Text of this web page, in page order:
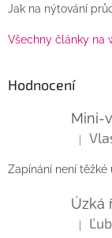
Jak na nýtování
Všechny články na
Hodnocení
Mini-
Zapínání není
Úzká